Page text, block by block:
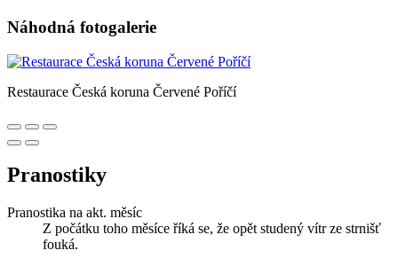
Náhodná fotogalerie
Restaurace Česká koruna Červené Poříčí
Pranostiky
Pranostika na akt. měsíc
Z počátku toho měsíce říká se, že opět studený vítr ze strnišť
fouká.